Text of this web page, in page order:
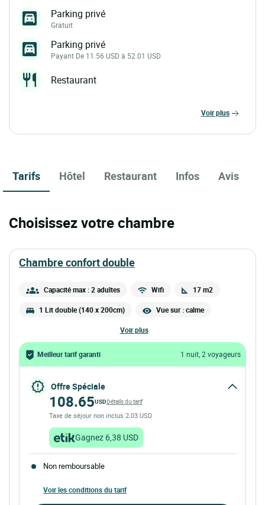
Parking privé
Gratuit
Parking privé
Payant De 11.56 USD à 52.01 USD
Restaurant
voir plus
Tarifs Hôtel Restaurant Infos Avis
Choisissez votre chambre
chambre confort double
Capacité max : 2 adultes Wifi 17 m2
1 Lit double (140 x 200cm) Vue sur : calme
voir plus
Meilleur tarif garanti 1 nuit, 2 voyageurs
Offre Spéciale
108.65USDDétails du tarif
Taxe de séjour non inclus 2.03 USD
Gagnez 6,38 USD
Non remboursable
Voir les conditions du tarif